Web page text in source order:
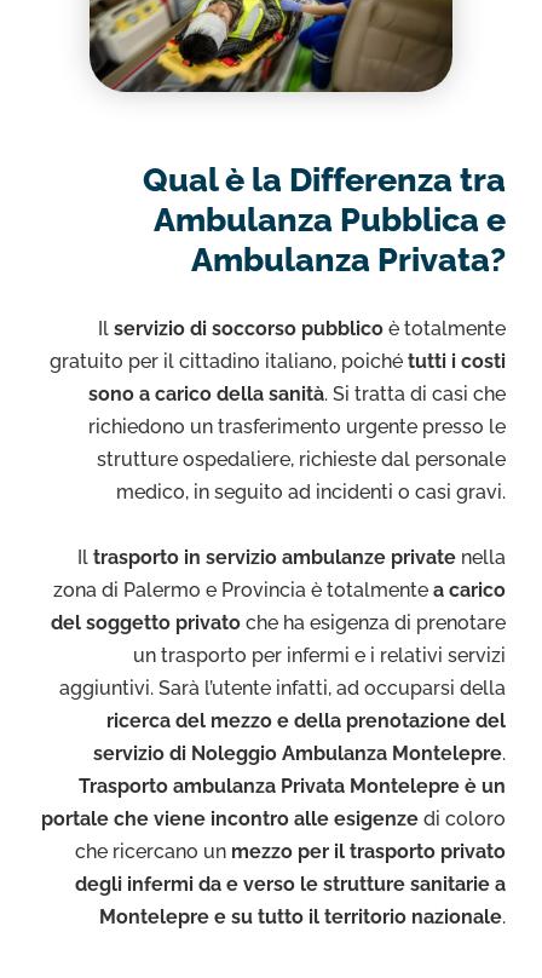
Qual è la Differenza tra
Ambulanza Pubblica e
Ambulanza Privata?
Il servizio di soccorso pubblico è totalmente
gratuito per il cittadino italiano, poiché tutti i costi
sono a carico della sanità. Si tratta di casi che
richiedono un trasferimento urgente presso le
strutture ospedaliere, richieste dal personale
medico, in seguito ad incidenti o casi gravi.
Il trasporto in servizio ambulanze private nella
zona di Palermo e Provincia è totalmente a carico
del soggetto privato che ha esigenza di prenotare
un trasporto per infermi e i relativi servizi
aggiuntivi. Sarà l’utente infatti, ad occuparsi della
ricerca del mezzo e della prenotazione del
servizio di Noleggio Ambulanza Montelepre.
Trasporto ambulanza Privata Montelepre è un
portale che viene incontro alle esigenze di coloro
che ricercano un mezzo per il trasporto privato
degli infermi da e verso le strutture sanitarie a
Montelepre e su tutto il territorio nazionale.